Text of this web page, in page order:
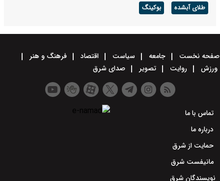
طلای آبشده بوکینگ
صفحه نخست جامعه سیاست اقتصاد
فرهنگ و هنر
ورزش
روایت تصویر صدای شرق
تماس با ما
درباره ما
حمایت از شرق
مانیفست شرق
نویسندگان شرق